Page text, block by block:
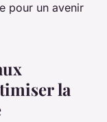
pour un avenir
la